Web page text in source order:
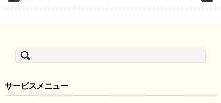
索:
サービスメニュー